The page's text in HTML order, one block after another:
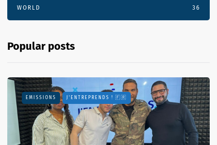
WORLD 36
Popular posts
EMISSIONS J'ENTREPRENDS ! 🇫🇷